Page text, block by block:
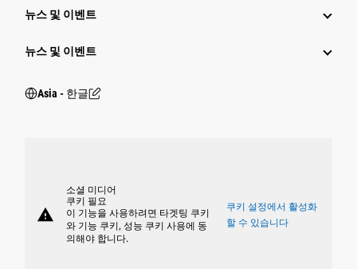
뉴스 및 이벤트
뉴스 및 이벤트
Asia - 한글
warning
소셜 미디어
쿠키 필요
이 기능을 사용하려면 타겟팅 쿠키
와 기능 쿠키, 성능 쿠키 사용에 동
의해야 합니다.
쿠키 설정에서 활성화
할 수 있습니다